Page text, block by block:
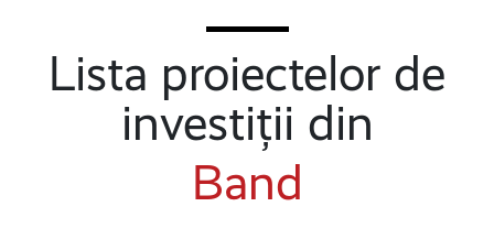
Lista proiectelor de
investiții din
Band